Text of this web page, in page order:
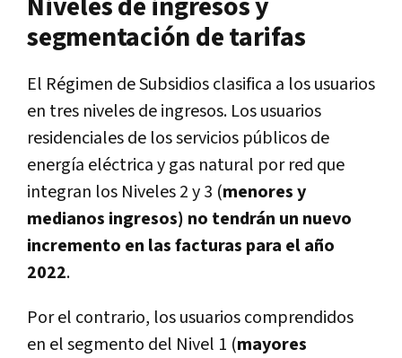
Niveles de ingresos y
segmentación de tarifas
El Régimen de Subsidios clasifica a los usuarios
en tres niveles de ingresos. Los usuarios
residenciales de los servicios públicos de
energía eléctrica y gas natural por red que
integran los Niveles 2 y 3 (menores y
medianos ingresos) no tendrán un nuevo
incremento en las facturas para el año
2022.
Por el contrario, los usuarios comprendidos
en el segmento del Nivel 1 (mayores